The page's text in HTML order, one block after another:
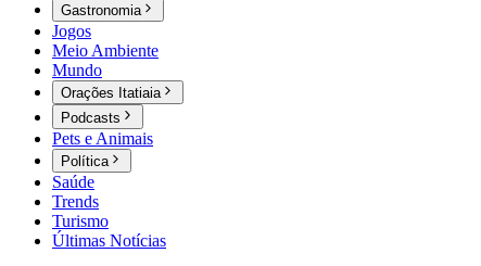
Gastronomia
Jogos
Meio Ambiente
Mundo
Orações Itatiaia
Podcasts
Pets e Animais
Política
Saúde
Trends
Turismo
Últimas Notícias